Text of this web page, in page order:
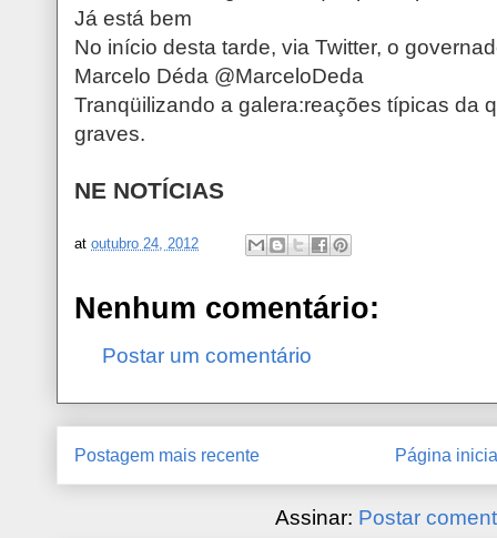
Já está bem
No início desta tarde, via Twitter, o
Marcelo Déda ‏@MarceloDeda
Tranqüilizando a galera:reações típicas da
graves.
NE NOTÍCIAS
at outubro 24, 2012
Nenhum comentário:
Postar um comentário
Postagem mais recente Página
Assinar: Postar